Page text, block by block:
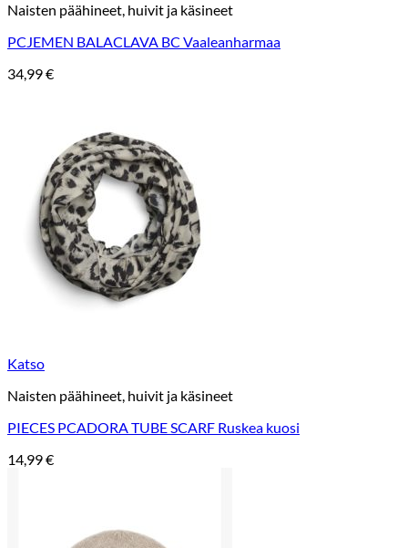
Naisten päähineet, huivit ja käsineet
PCJEMEN BALACLAVA BC Vaaleanharmaa
34,99€
Katso
Naisten päähineet, huivit ja käsineet
PIECES PCADORA TUBE SCARF Ruskea kuosi
14,99€